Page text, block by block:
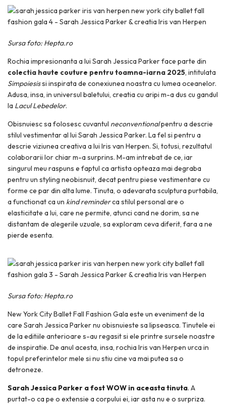
Sursa foto: Hepta.ro
Rochia impresionanta a lui Sarah Jessica Parker face parte din
colectia haute couture pentru toamna-iarna 2025, intitulata
Simpoiesissi inspirata de conexiunea noastra cu lumea oceanelor.
Adusa, insa, in universul baletului, creatia cu aripi m-a dus cu gandul
la Lacul Lebedelor.
Obisnuiesc sa folosesc cuvantul neconventionalpentru a descrie
stilul vestimentar al lui Sarah Jessica Parker. La fel si pentru a
descrie viziunea creativa a lui Iris van Herpen. Si, totusi, rezultatul
colaborarii lor chiar m-a surprins. M-am intrebat de ce, iar
singurul meu raspuns e faptul ca artista opteaza mai degraba
pentru un styling neobisnuit, decat pentru piese vestimentare cu
forme ce par din alta lume. Tinuta, o adevarata sculptura purtabila,
a functionat ca un kind reminderca stilul personal are o
elasticitate a lui, care ne permite, atunci cand ne dorim, sa ne
distantam de alegerile uzuale, sa exploram ceva diferit, fara a ne
pierde esenta.
Sursa foto: Hepta.ro
New York City Ballet Fall Fashion Gala este un eveniment de la
care Sarah Jessica Parker nu obisnuieste sa lipseasca. Tinutele ei
de la editiile anterioare s-au regasit si ele printre sursele noastre
de inspiratie. De anul acesta, insa, rochia Iris van Herpen urca in
topul preferintelor mele si nu stiu cine va mai putea sa o
detroneze.
Sarah Jessica Parker a fost WOW in aceasta tinuta. A
purtat-o ca pe o extensie a corpului ei, iar asta nu e o surpriza.